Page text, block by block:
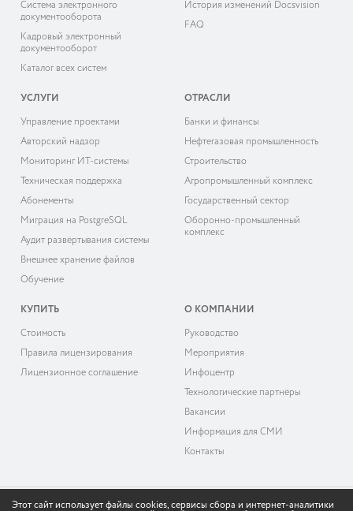
Система электронного
документооборота
Кадровый электронный
документооборот
Каталог всех систем
История изменений Docsvision
FAQ
УСЛУГИ
Управление проектами
Авторский надзор
Мониторинг ИТ-системы
Техническая поддержка
Абонементы
Миграция на PostgreSQL
Аудит развёртывания системы
Внешнее хранение файлов
Обучение
ОТРАСЛИ
Банки и финансы
Нефтегазовая промышленность
Строительство
Агропромышленный комплекс
Государственный сектор
Оборонно-промышленный
комплекс
КУПИТЬ
Cтоимость
Правила лицензирования
Лицензионное соглашение
О КОМПАНИИ
Руководство
Мероприятия
Инфоцентр
Технологические партнёры
Вакансии
Информация для СМИ
Контакты
Этот сайт использует файлы cookies, сервисы сбора и интернет-аналитики